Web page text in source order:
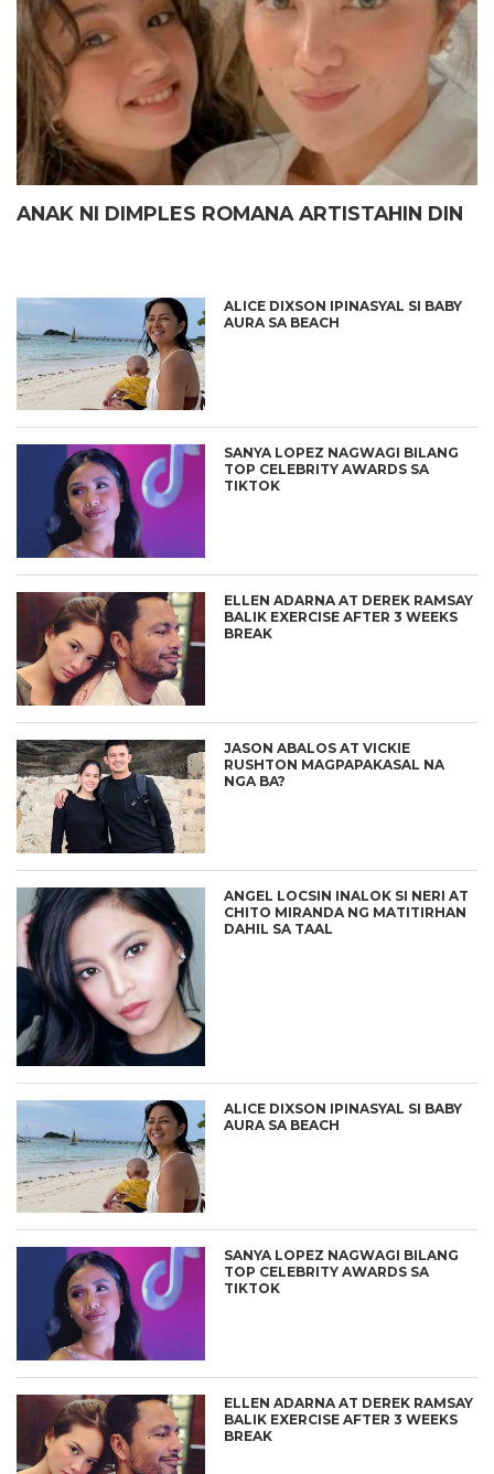
ANAK NI DIMPLES ROMANA ARTISTAHIN DIN
ALICE DIXSON IPINASYAL SI BABY
AURA SA BEACH
SANYA LOPEZ NAGWAGI BILANG
TOP CELEBRITY AWARDS SA
TIKTOK
ELLEN ADARNA AT DEREK RAMSAY
BALIK EXERCISE AFTER 3 WEEKS
BREAK
JASON ABALOS AT VICKIE
RUSHTON MAGPAPAKASAL NA
NGA BA?
ANGEL LOCSIN INALOK SI NERI AT
CHITO MIRANDA NG MATITIRHAN
DAHIL SA TAAL
ALICE DIXSON IPINASYAL SI BABY
AURA SA BEACH
SANYA LOPEZ NAGWAGI BILANG
TOP CELEBRITY AWARDS SA
TIKTOK
ELLEN ADARNA AT DEREK RAMSAY
BALIK EXERCISE AFTER 3 WEEKS
BREAK